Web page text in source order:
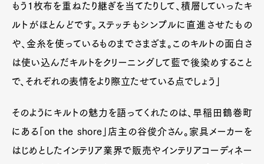
もう1枚布を重ねたり継ぎを当てたりして、積層していったキ
ルトがほとんどです。ステッチもシンプルに直進させたもの
や、金糸を使っているものまでさまざま。このキルトの面白さ
は使い込んだキルトをクリーニングして藍で後染めすること
で、それぞれの表情をより際立たせている点でしょう」
そのようにキルトの魅力を語ってくれたのは、早稲田鶴巻町
にある「on the shore」店主の谷俊介さん。家具メーカーを
はじめとしたインテリア業界で販売やインテリアコーディネー